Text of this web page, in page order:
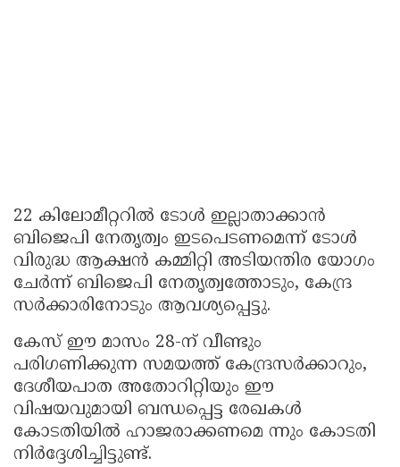
22 കിലോമീറ്ററിൽ ടോൾ ഇല്ലാതാക്കാൻ
ബിജെപി നേതൃത്വം ഇടപെടണമെന്ന് ടോൾ
വിരുദ്ധ ആക്ഷൻ കമ്മിറ്റി അടിയന്തിര യോഗം
ചേർന്ന് ബിജെപി നേതൃത്വത്തോടും, കേന്ദ്ര
സർക്കാരിനോടും ആവശ്യപ്പെട്ടു.
കേസ് ഈ മാസം 28-ന് വീണ്ടും
പരിഗണിക്കുന്ന സമയത്ത് കേന്ദ്രസർക്കാറും,
ദേശീയപാത അതോറിറ്റിയും ഈ
വിഷയവുമായി ബന്ധപ്പെട്ട രേഖകൾ
കോടതിയിൽ ഹാജരാക്കണമെ ന്നും കോടതി
നിർദ്ദേശിച്ചിട്ടുണ്ട്.